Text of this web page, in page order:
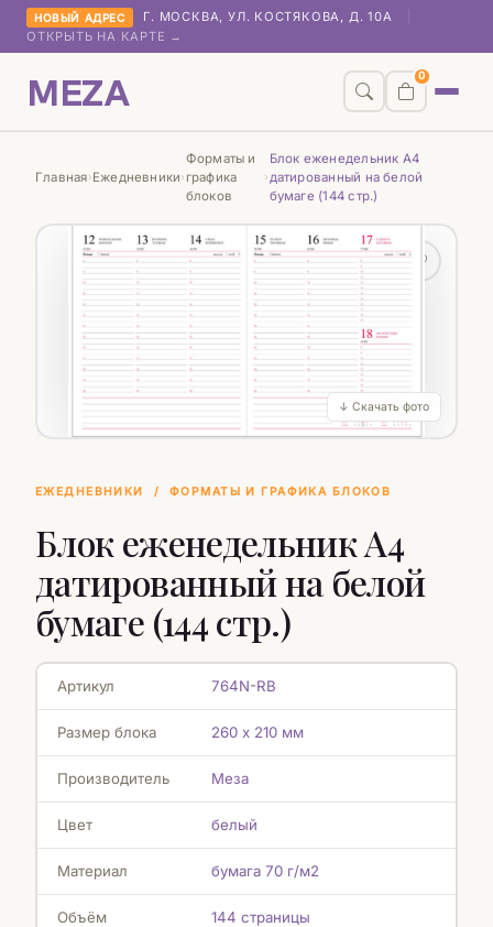
НОВЫЙ АДРЕС Г. МОСКВА, УЛ. КОСТЯКОВА, Д. 10А
ОТКРЫТЬ НА КАРТЕ →
MEZA 0
Главная›Ежедневники›
Форматы и
графика
блоков
›
Блок еженедельник А4
датированный на белой
бумаге (144 стр.)
♡
↓ Скачать фото
ЕЖЕДНЕВНИКИ / ФОРМАТЫ И ГРАФИКА БЛОКОВ
Блок еженедельник А4
датированный на белой
бумаге (144 стр.)
Артикул 764N-RB
Размер блока 260 х 210 мм
Производитель Меза
Цвет белый
Материал бумага 70 г/м2
Объём 144 страницы